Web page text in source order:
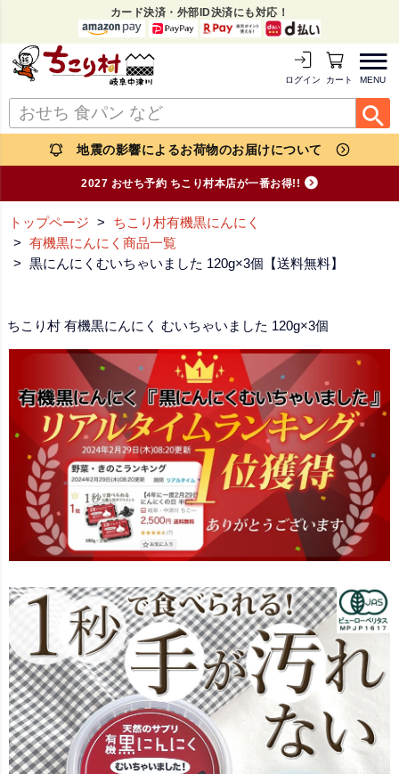
カード決済・外部ID決済にも対応！
MENU
ログイン カートを見る
地震の影響によるお荷物のお届けについて
2027 おせち予約 ちこり村本店が一番お得!!
トップページ
ちこり村有機黒にんにく
有機黒にんにく商品一覧
黒にんにくむいちゃいました 120g×3個【送料無料】
ちこり村 有機黒にんにく むいちゃいました 120g×3個